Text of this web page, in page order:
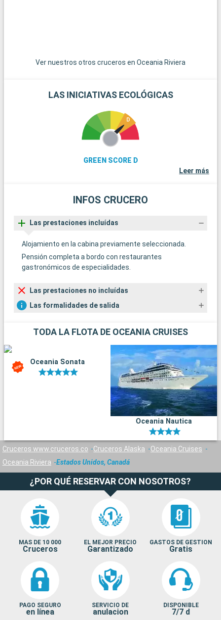
Ver nuestros otros cruceros en Oceania Riviera
LAS INICIATIVAS ECOLÓGICAS
GREEN SCORE D
Leer más
INFOS CRUCERO
Las prestaciones incluídas
Alojamiento en la cabina previamente seleccionada.
Pensión completa a bordo con restaurantes
gastronómicos de especialidades.
Las prestaciones no incluídas
Las formalidades de salida
TODA LA FLOTA DE OCEANIA CRUISES
Oceania Sonata
Oceania Nautica
Cruceros www.cruceros.co Cruceros Alaska
Oceania Cruises
Oceania Riviera
Estados Unidos, Canadá
¿POR QUÉ RESERVAR CON NOSOTROS?
MAS DE 10 000
Cruceros
EL MEJOR PRECIO
Garantizado
GASTOS DE GESTION
Gratis
PAGO SEGURO
en línea
SERVICIO DE
anulacion
DISPONIBLE
7/7 d